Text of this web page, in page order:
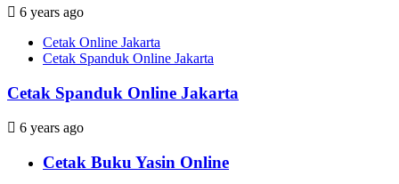
6 years ago
Cetak Online Jakarta
Cetak Spanduk Online Jakarta
Cetak Spanduk Online Jakarta
6 years ago
Cetak Buku Yasin Online